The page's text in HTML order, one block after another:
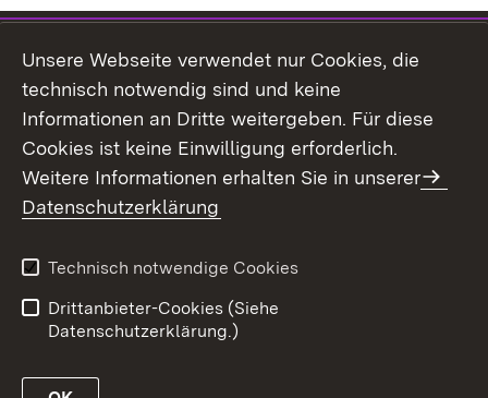
Themenübersicht
Barrierefreiheit
Unsere Webseite verwendet nur Cookies, die
technisch notwendig sind und keine
Informationen an Dritte weitergeben. Für diese
Cookies ist keine Einwilligung erforderlich.
Weitere Informationen erhalten Sie in unserer
Datenschutzerklärung
Technisch notwendige Cookies
Drittanbieter-Cookies (Siehe
Datenschutzerklärung.)